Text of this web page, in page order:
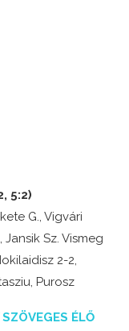
5:2)
G., Vigvári
Sz. Vismeg
2-2,
Purosz
ÉLŐ